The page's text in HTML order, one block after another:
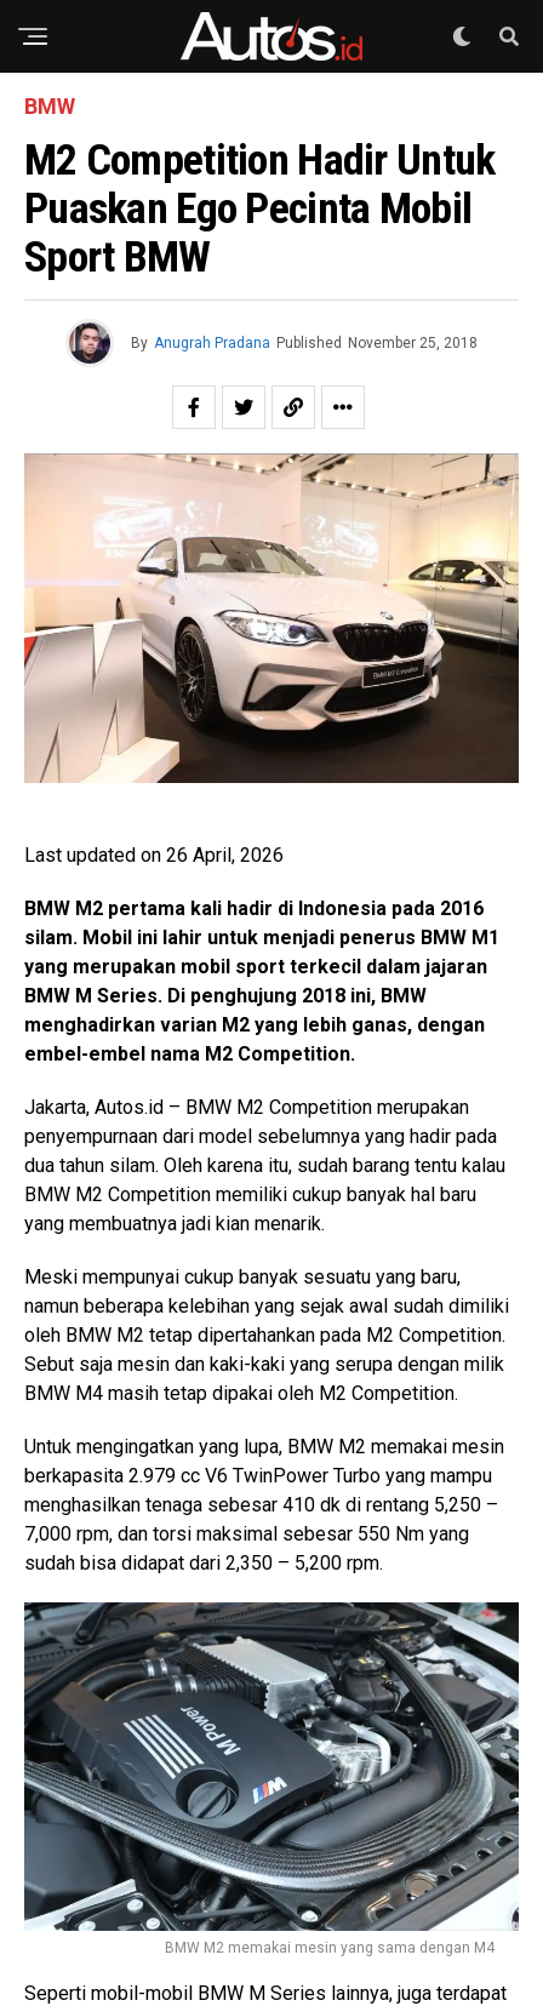
BMW
M2 Competition Hadir Untuk
Puaskan Ego Pecinta Mobil
Sport BMW
By Anugrah Pradana Published November 25, 2018
Last updated on 26 April, 2026
BMW M2 pertama kali hadir di Indonesia pada 2016
silam. Mobil ini lahir untuk menjadi penerus BMW M1
yang merupakan mobil sport terkecil dalam jajaran
BMW M Series. Di penghujung 2018 ini, BMW
menghadirkan varian M2 yang lebih ganas, dengan
embel-embel nama M2 Competition.
Jakarta, Autos.id – BMW M2 Competition merupakan
penyempurnaan dari model sebelumnya yang hadir pada
dua tahun silam. Oleh karena itu, sudah barang tentu kalau
BMW M2 Competition memiliki cukup banyak hal baru
yang membuatnya jadi kian menarik.
Meski mempunyai cukup banyak sesuatu yang baru,
namun beberapa kelebihan yang sejak awal sudah dimiliki
oleh BMW M2 tetap dipertahankan pada M2 Competition.
Sebut saja mesin dan kaki-kaki yang serupa dengan milik
BMW M4 masih tetap dipakai oleh M2 Competition.
Untuk mengingatkan yang lupa, BMW M2 memakai mesin
berkapasita 2.979 cc V6 TwinPower Turbo yang mampu
menghasilkan tenaga sebesar 410 dk di rentang 5,250 –
7,000 rpm, dan torsi maksimal sebesar 550 Nm yang
sudah bisa didapat dari 2,350 – 5,200 rpm.
BMW M2 memakai mesin yang sama dengan M4
Seperti mobil-mobil BMW M Series lainnya, juga terdapat